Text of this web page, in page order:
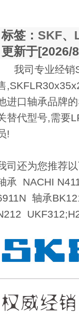
标签： SKF、
更新于[2026/
我司专业经销
进口轴承品牌
替代型号,需要
!
司还为您推荐
承 NACHI
轴承